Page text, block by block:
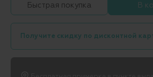
Быстрая покупка В
Получите скидку по дисконтной